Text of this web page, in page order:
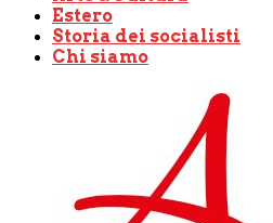
Estero
Storia dei socialisti
Chi siamo